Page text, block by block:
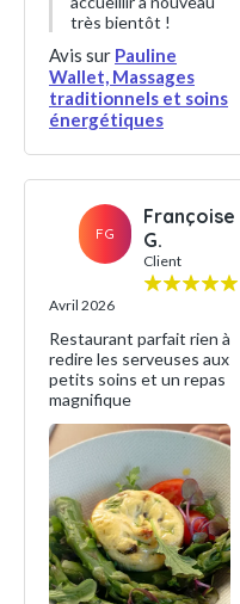
très bientôt !
Avis sur Pauline
Wallet, Massages
traditionnels et soins
énergétiques
FG
Françoise
G.
Client
Avril 2026
Restaurant parfait rien à
redire les serveuses aux
petits soins et un repas
magnifique